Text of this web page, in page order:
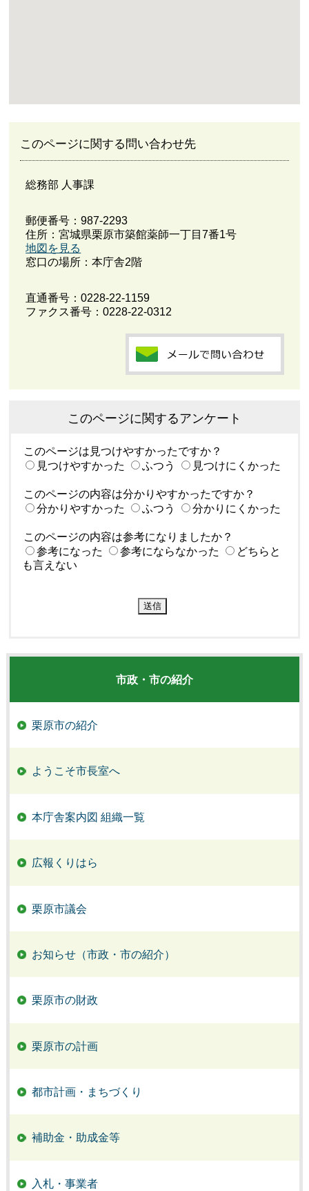
このページに関する問い合わせ先
総務部 人事課
郵便番号：987-2293
住所：宮城県栗原市築館薬師一丁目7番1号
地図を見る
窓口の場所：本庁舎2階
直通番号：0228-22-1159
ファクス番号：0228-22-0312
このページに関するアンケート
このページは見つけやすかったですか？
見つけやすかった
ふつう 見つけにくかった
このページの内容は分かりやすかったですか？
分かりやすかった
ふつう 分かりにくかった
このページの内容は参考になりましたか？
参考になった
参考にならなかった
どちらと
も言えない
市政・市の紹介
栗原市の紹介
ようこそ市長室へ
本庁舎案内図 組織一覧
広報くりはら
栗原市議会
お知らせ（市政・市の紹介）
栗原市の財政
栗原市の計画
都市計画・まちづくり
補助金・助成金等
入札・事業者